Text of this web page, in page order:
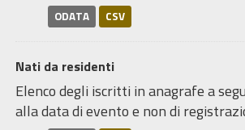
ODATA CSV
Nati da residenti
Elenco degli iscritti in anagrafe a
alla data di evento e non di